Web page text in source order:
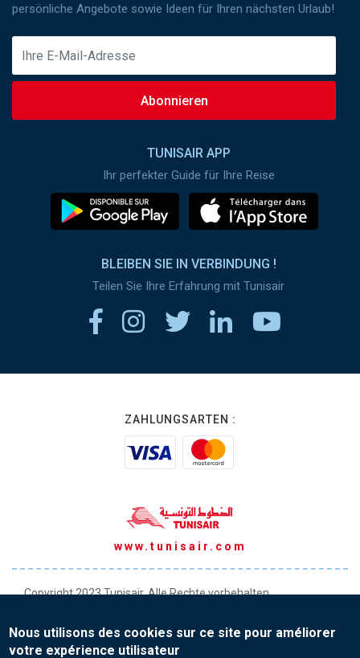
persönliche Angebote sowie Ideen für Ihren nächsten Urlaub!
Abonnieren
TUNISAIR APP
Ihr perfekter Guide für Ihre Reise
BLEIBEN SIE IN VERBINDUNG !
Teilen Sie Ihre Erfahrung mit Tunisair
ZAHLUNGSARTEN :
www.tunisair.com
Copyright 2023 Tunisair. Alle Rechte vorbehalten
Allgemeine Verkaufsbedingungen
Nous utilisons des cookies sur ce site pour améliorer
votre expérience utilisateur